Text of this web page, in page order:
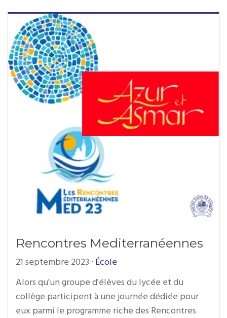
Rencontres Mediterranéennes
21 septembre 2023 · École
Alors qu'un groupe d'élèves du lycée et du
collège participent à une journée dédiée pour
eux parmi le programme riche des Rencontres